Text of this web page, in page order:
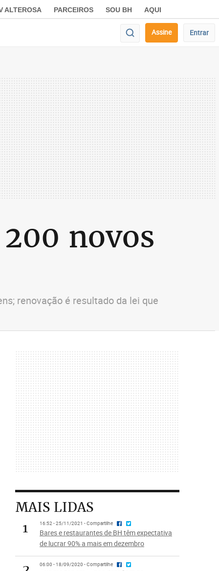
ALTEROSA PARCEIROS SOU BH AQUI
Assine Entrar
novos
renovação é resultado da lei que
MAIS LIDAS
1
16:52 - 25/11/2021 - Compartilhe
Bares e restaurantes de BH têm expectativa
de lucrar 90% a mais em dezembro
06:00 - 18/09/2020 - Compartilhe